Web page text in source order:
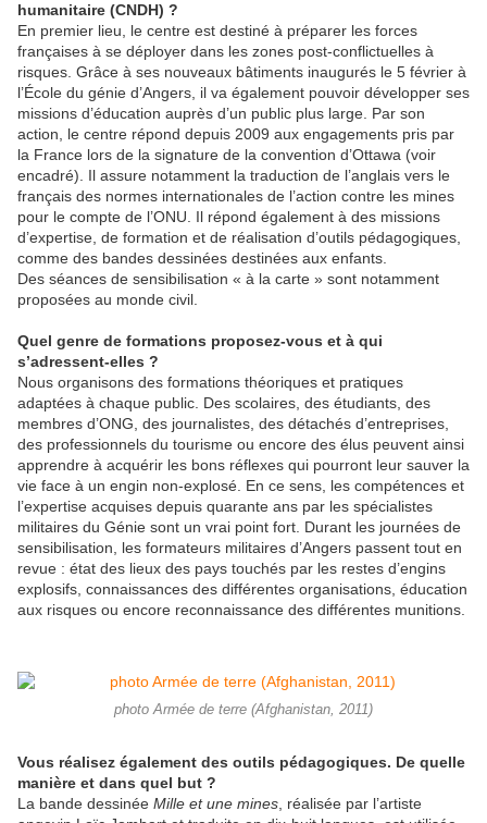
humanitaire (CNDH) ?
En premier lieu, le centre est destiné à préparer les forces
françaises à se déployer dans les zones post-conflictuelles à
risques. Grâce à ses nouveaux bâtiments inaugurés le 5 février à
l’École du génie d’Angers, il va également pouvoir développer ses
missions d’éducation auprès d’un public plus large. Par son
action, le centre répond depuis 2009 aux engagements pris par
la France lors de la signature de la convention d’Ottawa (voir
encadré). Il assure notamment la traduction de l’anglais vers le
français des normes internationales de l’action contre les mines
pour le compte de l’ONU. Il répond également à des missions
d’expertise, de formation et de réalisation d’outils pédagogiques,
comme des bandes dessinées destinées aux enfants.
Des séances de sensibilisation « à la carte » sont notamment
proposées au monde civil.
Quel genre de formations proposez-vous et à qui
s’adressent-elles ?
Nous organisons des formations théoriques et pratiques
adaptées à chaque public. Des scolaires, des étudiants, des
membres d’ONG, des journalistes, des détachés d’entreprises,
des professionnels du tourisme ou encore des élus peuvent ainsi
apprendre à acquérir les bons réflexes qui pourront leur sauver la
vie face à un engin non-explosé. En ce sens, les compétences et
l’expertise acquises depuis quarante ans par les spécialistes
militaires du Génie sont un vrai point fort. Durant les journées de
sensibilisation, les formateurs militaires d’Angers passent tout en
revue : état des lieux des pays touchés par les restes d’engins
explosifs, connaissances des différentes organisations, éducation
aux risques ou encore reconnaissance des différentes munitions.
photo Armée de terre (Afghanistan, 2011)
Vous réalisez également des outils pédagogiques. De quelle
manière et dans quel but ?
La bande dessinée Mille et une mines , réalisée par l’artiste